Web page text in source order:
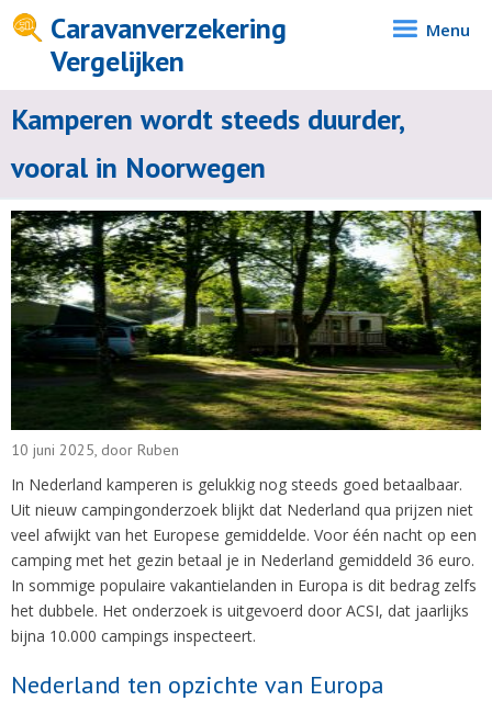
Caravanverzekering
Vergelijken
Menu
Kamperen wordt steeds duurder,
vooral in Noorwegen
10 juni 2025, door Ruben
In Nederland kamperen is gelukkig nog steeds goed betaalbaar.
Uit nieuw campingonderzoek blijkt dat Nederland qua prijzen niet
veel afwijkt van het Europese gemiddelde. Voor één nacht op een
camping met het gezin betaal je in Nederland gemiddeld 36 euro.
In sommige populaire vakantielanden in Europa is dit bedrag zelfs
het dubbele. Het onderzoek is uitgevoerd door ACSI, dat jaarlijks
bijna 10.000 campings inspecteert.
Nederland ten opzichte van Europa